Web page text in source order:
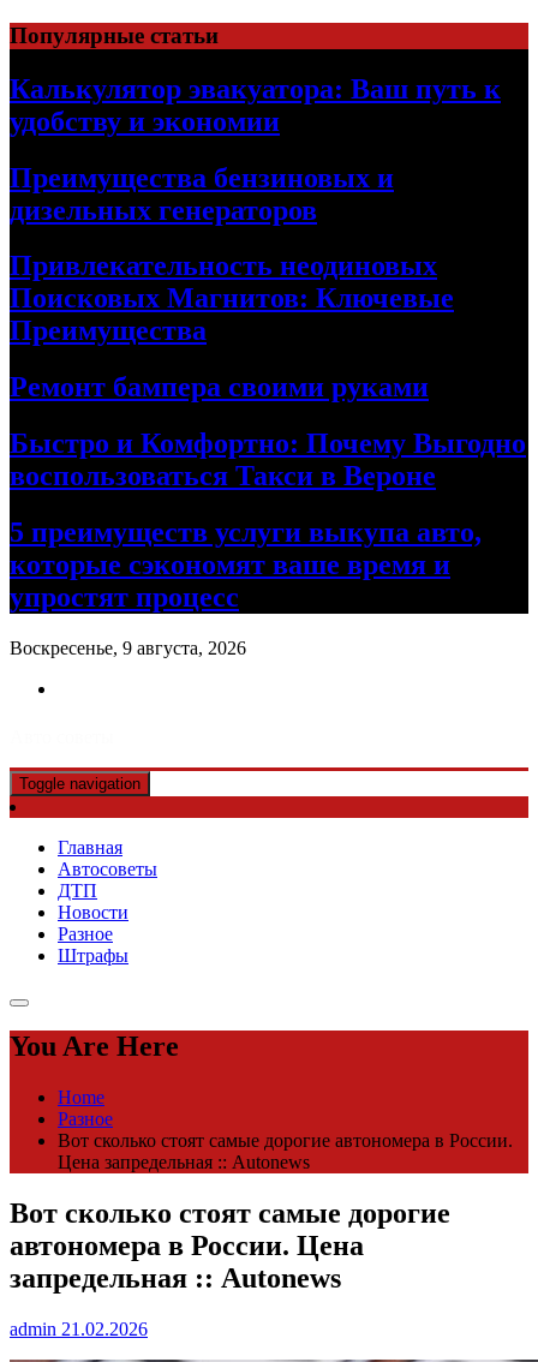
Skip
to
content
Популярные статьи
Калькулятор эвакуатора: Ваш путь к
удобству и экономии
Преимущества бензиновых и
дизельных генераторов
Привлекательность неодиновых
Поисковых Магнитов: Ключевые
Преимущества
Ремонт бампера своими руками
Быстро и Комфортно: Почему Выгодно
воспользоваться Такси в Вероне
5 преимуществ услуги выкупа авто,
которые сэкономят ваше время и
упростят процесс
Воскресенье, 9 августа, 2026
Toggle navigation
Главная
Автосоветы
ДТП
Новости
Разное
Штрафы
You Are Here
Home
Разное
Вот сколько стоят самые дорогие автономера в России.
Цена запредельная :: Autonews
Вот сколько стоят самые дорогие
автономера в России. Цена
запредельная :: Autonews
admin 21.02.2026